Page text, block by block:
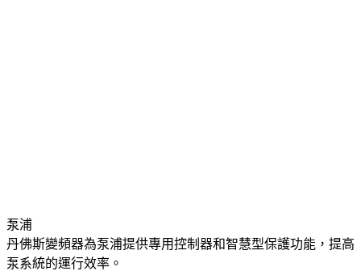
泵浦
丹佛斯變頻器為泵浦提供專用控制器和智慧型保護功能，提高
泵系統的運行效率。